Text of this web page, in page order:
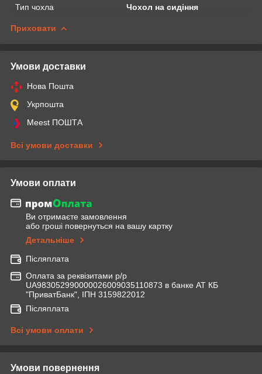
Тип чохла
Чохол на сидіння
Приховати
Умови доставки
Нова Пошта
Укрпошта
Meest ПОШТА
Всі умови доставки
Умови оплати
Ви отримаєте замовлення
або гроші повернуться на вашу картку
Детальніше
Післяплата
Оплата за реквізитами р/р
UA983052990000026009035110873 в банке АТ КБ
"ПриватБанк", ІПН 3159822012
Післяплата
Всі умови оплати
Умови повернення